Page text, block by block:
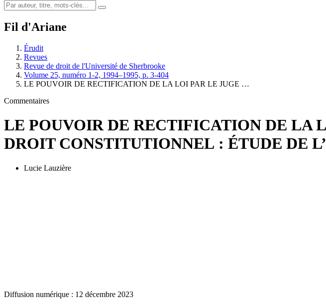
Fil d'Ariane
Érudit
Revues
Revue de droit de l'Université de Sherbrooke
Volume 25, numéro 1-2, 1994–1995, p. 3-404
LE POUVOIR DE RECTIFICATION DE LA LOI PAR LE JUGE …
Commentaires
LE POUVOIR DE RECTIFICATION DE LA
DROIT CONSTITUTIONNEL : ÉTUDE DE
Lucie Lauzière
Diffusion numérique : 12 décembre 2023